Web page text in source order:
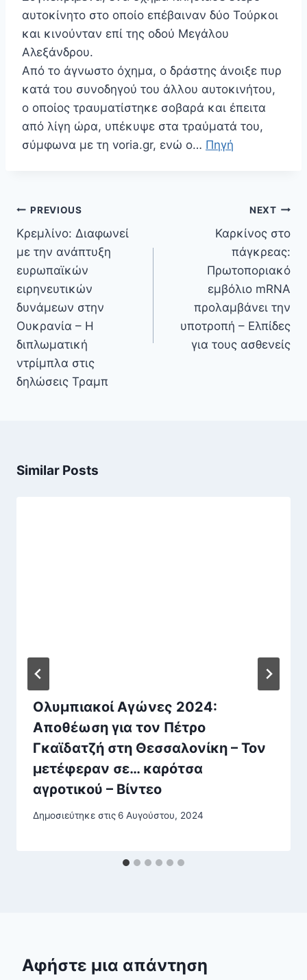
αυτοκίνητο στο οποίο επέβαιναν δύο Τούρκοι
και κινούνταν επί της οδού Μεγάλου
Αλεξάνδρου.
Από το άγνωστο όχημα, ο δράστης άνοιξε πυρ
κατά του συνοδηγού του άλλου αυτοκινήτου,
ο οποίος τραυματίστηκε σοβαρά και έπειτα
από λίγη ώρα, υπέκυψε στα τραύματά του,
σύμφωνα με τη voria.gr, ενώ ο… Πηγή
Πλοήγηση
άρθρων
PREVIOUS
Κρεμλίνο: Διαφωνεί
με την ανάπτυξη
ευρωπαϊκών
ειρηνευτικών
δυνάμεων στην
Ουκρανία – Η
διπλωματική
ντρίμπλα στις
δηλώσεις Τραμπ
NEXT
Καρκίνος στο
πάγκρεας:
Πρωτοποριακό
εμβόλιο mRNA
προλαμβάνει την
υποτροπή – Ελπίδες
για τους ασθενείς
Similar Posts
Ολυμπιακοί Αγώνες 2024:
Αποθέωση για τον Πέτρο
Γκαϊδατζή στη Θεσσαλονίκη – Τον
μετέφεραν σε… καρότσα
αγροτικού – Βίντεο
Δημοσιεύτηκε στις 6 Αυγούστου, 2024
Αφήστε μια απάντηση